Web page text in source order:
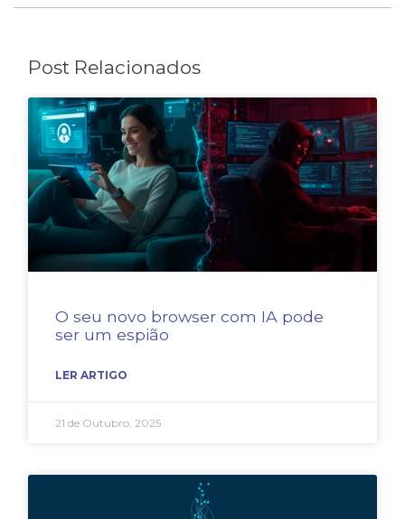
Post Relacionados
O seu novo browser com IA pode
ser um espião
LER ARTIGO
21 de Outubro, 2025